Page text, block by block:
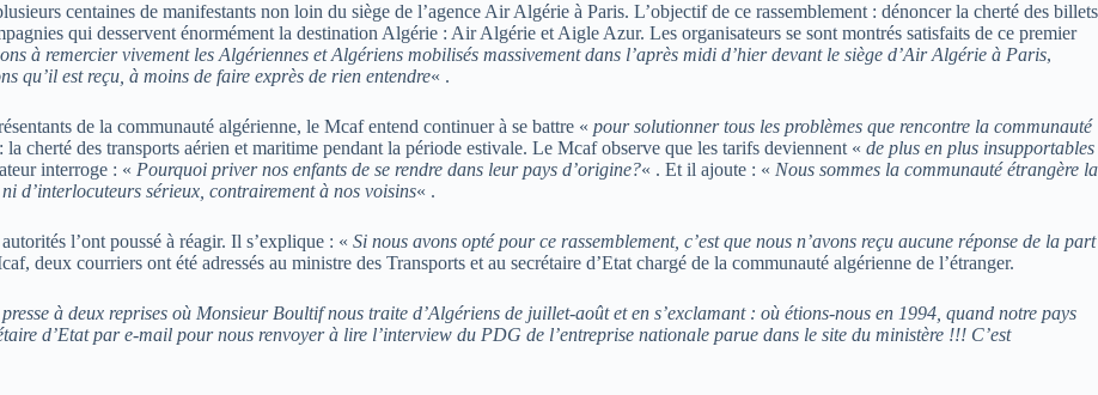
centaines de manifestants non loin du siège de l’agence Air Algérie à Paris. L’objectif de ce rassemblement : dénoncer la cherté des billets
qui desservent énormément la destination Algérie : Air Algérie et Aigle Azur. Les organisateurs se sont montrés satisfaits de ce premier
à remercier vivement les Algériennes et Algériens mobilisés massivement dans l’après midi d’hier devant le siège d’Air Algérie à Paris,
qu’il est reçu, à moins de faire exprès de rien entendre« .
de la communauté algérienne, le Mcaf entend continuer à se battre « pour solutionner tous les problèmes que rencontre la communauté
cherté des transports aérien et maritime pendant la période estivale. Le Mcaf observe que les tarifs deviennent « de plus en plus insupportables
interroge : « Pourquoi priver nos enfants de se rendre dans leur pays d’origine?« . Et il ajoute : « Nous sommes la communauté étrangère la
d’interlocuteurs sérieux, contrairement à nos voisins« .
l’ont poussé à réagir. Il s’explique : « Si nous avons opté pour ce rassemblement, c’est que nous n’avons reçu aucune réponse de la part
deux courriers ont été adressés au ministre des Transports et au secrétaire d’Etat chargé de la communauté algérienne de l’étranger.
à deux reprises où Monsieur Boultif nous traite d’Algériens de juillet-août et en s’exclamant : où étions-nous en 1994, quand notre pays
d’Etat par e-mail pour nous renvoyer à lire l’interview du PDG de l’entreprise nationale parue dans le site du ministère !!! C’est